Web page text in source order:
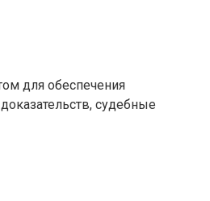
для обеспечения
судебные